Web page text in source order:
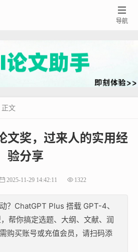

导航
正文
文奖，过来人的实用经
验分享
2025-11-29 14:42:11 1322
？ChatGPT Plus 搭载 GPT-4、
帮你搞定选题、大纲、文献、润
购买账号或充值会员，请扫码添